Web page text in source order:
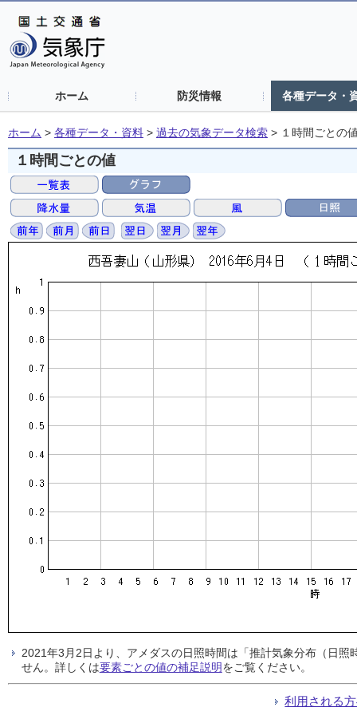
ホーム 防災情報 各種データ・
ホーム > 各種データ・資料 > 過去の気象データ検索 > １時間ごとの
１時間ごとの値
2021年3月2日より、アメダスの日照時間は「推計気象分布（日
せん。詳しくは要素ごとの値の補足説明をご覧ください。
利用される